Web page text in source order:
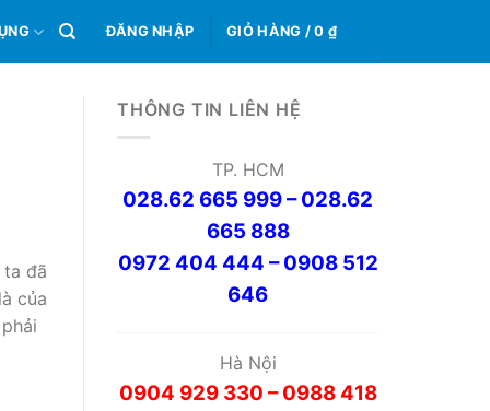
ĐĂNG NHẬP GIỎ HÀNG /0 ₫
đã
của
THÔNG TIN LIÊN HỆ
TP. HCM
028.62 665 999 – 028.62
665 888
0972 404 444 – 0908 512
646
Hà Nội
0904 929 330 – 0988 418